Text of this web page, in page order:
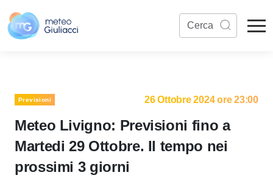
Previsioni 26 Ottobre 2024 ore 23:00
Meteo Livigno: Previsioni fino a
Martedi 29 Ottobre. Il tempo nei
prossimi 3 giorni